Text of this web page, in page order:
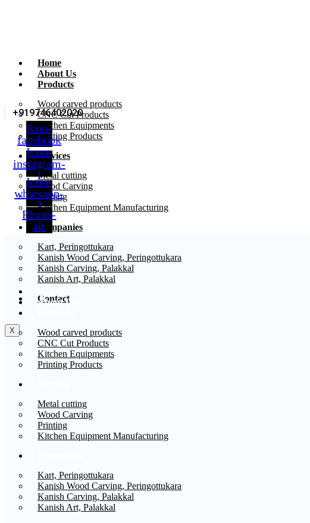
Home
About Us
Products
Wood carved products
CNC Cut Products
Kitchen Equipments
Printing Products
Services
Metal cutting
Wood Carving
Printing
Kitchen Equipment Manufacturing
Companies
Kart, Peringottukara
Kanish Wood Carving, Peringottukara
Kanish Carving, Palakkal
Kanish Art, Palakkal
Contact
X
+919746402020
Icon-
facebook
Icon-
instagram-
1
Icon-
whatsapp-
2
Phone-
alt
About Us
Wood carved products
CNC Cut Products
Kitchen Equipments
Printing Products
Metal cutting
Wood Carving
Printing
Kitchen Equipment Manufacturing
Kart, Peringottukara
Kanish Wood Carving, Peringottukara
Kanish Carving, Palakkal
Kanish Art, Palakkal